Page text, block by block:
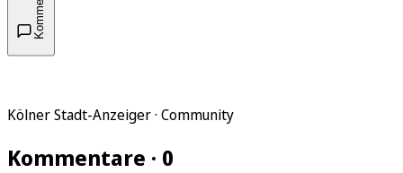
Kölner Stadt-Anzeiger · Community
Kommentare · 0